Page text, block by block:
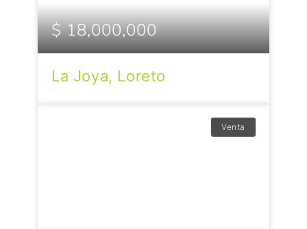
$ 18,000,000
La Joya, Loreto
Venta